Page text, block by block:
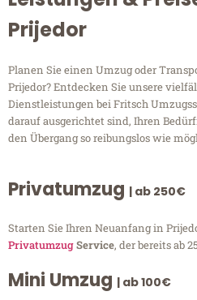
Prijedor
Planen Sie einen Umzug oder
Prijedor? Entdecken Sie unsere
Dienstleistungen bei Fritsch
darauf ausgerichtet sind, Ihren
den Übergang so reibungslos wie
Privatumzug | ab 250€
Starten Sie Ihren Neuanfang in
PrivatumzugService, der bereits ab
Mini Umzug | ab 100€